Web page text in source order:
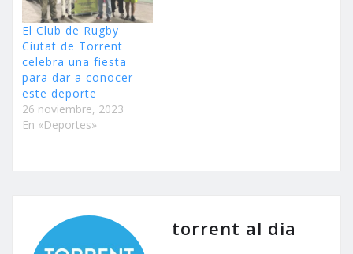
El Club de Rugby
Ciutat de Torrent
celebra una fiesta
para dar a conocer
este deporte
26 noviembre, 2023
En «Deportes»
torrent al dia